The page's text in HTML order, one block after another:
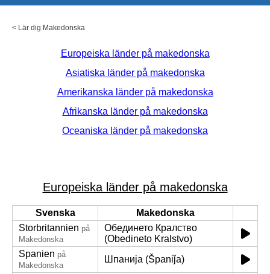
< Lär dig Makedonska
Europeiska länder på makedonska
Asiatiska länder på makedonska
Amerikanska länder på makedonska
Afrikanska länder på makedonska
Oceaniska länder på makedonska
Europeiska länder på makedonska
Svenska
Makedonska
Storbritannien på
Makedonska
Обединето Кралство
(Obedineto Kralstvo)
Spanien på
Makedonska
Шпанија (Španiǰa)